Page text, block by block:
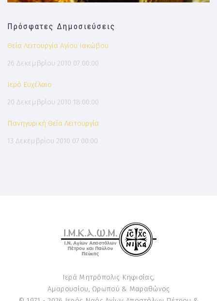
Πρόσφατες Δημοσιεύσεις
Θεία Λειτουργία Αγίου Ιακώβου
26 Δεκεμβρίου 2010 07:00:00
Ιερό Ευχέλαιο
20 Δεκεμβρίου 2010 18:00:00
Πανηγυρική Θεία Λειτουργία
13 Δεκεμβρίου 2010 07:00:00
Ιερά Μητρόπολις Κηφισίας,
Αμαρουσίου, Ωρωπού & Μαραθώνος